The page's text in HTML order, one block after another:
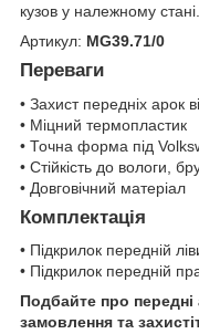
кузов у належному стані.
Артикул: MG39.71/0
Переваги
• Захист передніх арок
• Міцний термопластик
• Точна форма під
• Стійкість до вологи,
• Довговічний матеріал
Комплектація
• Підкрилок передній
• Підкрилок передній
Подбайте про
замовлення та